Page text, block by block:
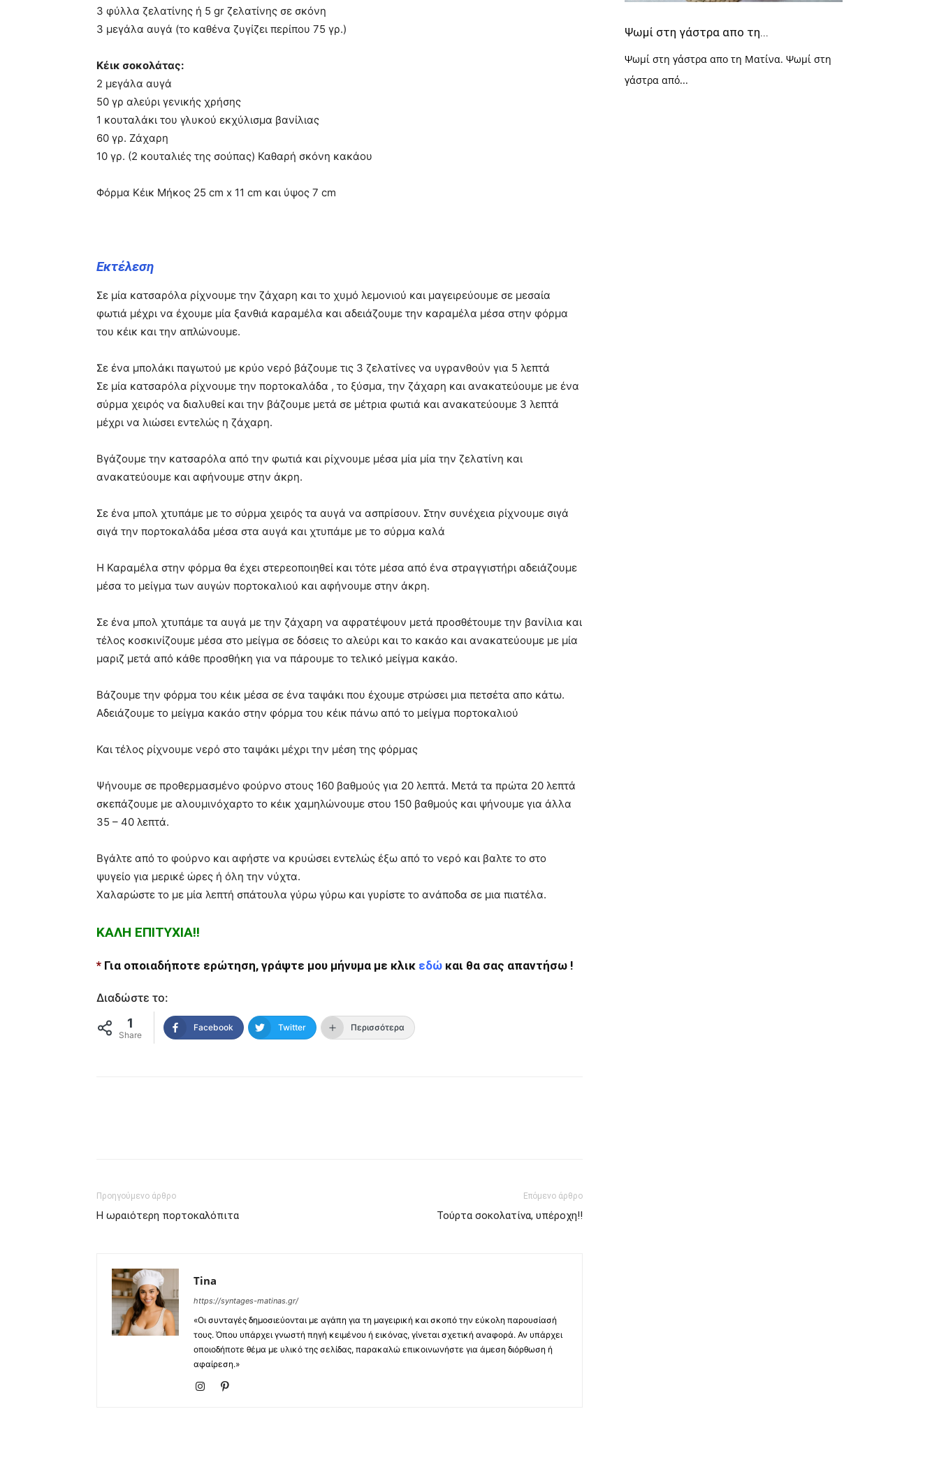
3 φύλλα ζελατίνης ή 5 gr ζελατίνης σε σκόνη
3 μεγάλα αυγά (το καθένα ζυγίζει περίπου 75 γρ.)
Κέικ σοκολάτας:
2 μεγάλα αυγά
50 γρ αλεύρι γενικής χρήσης
1 κουταλάκι του γλυκού εκχύλισμα βανίλιας
60 γρ. Ζάχαρη
10 γρ. (2 κουταλιές της σούπας) Καθαρή σκόνη κακάου
Φόρμα Κέικ Μήκος 25 cm x 11 cm και ύψος 7 cm
Εκτέλεση
Σε μία κατσαρόλα ρίχνουμε την ζάχαρη και το χυμό λεμονιού και μαγειρεύουμε σε μεσαία
φωτιά μέχρι να έχουμε μία ξανθιά καραμέλα και αδειάζουμε την καραμέλα μέσα στην φόρμα
του κέικ και την απλώνουμε.
Σε ένα μπολάκι παγωτού με κρύο νερό βάζουμε τις 3 ζελατίνες να υγρανθούν για 5 λεπτά
Σε μία κατσαρόλα ρίχνουμε την πορτοκαλάδα , το ξύσμα, την ζάχαρη και ανακατεύουμε με ένα
σύρμα χειρός να διαλυθεί και την βάζουμε μετά σε μέτρια φωτιά και ανακατεύουμε 3 λεπτά
μέχρι να λιώσει εντελώς η ζάχαρη.
Βγάζουμε την κατσαρόλα από την φωτιά και ρίχνουμε μέσα μία μία την ζελατίνη και
ανακατεύουμε και αφήνουμε στην άκρη.
Σε ένα μπολ χτυπάμε με το σύρμα χειρός τα αυγά να ασπρίσουν. Στην συνέχεια ρίχνουμε σιγά
σιγά την πορτοκαλάδα μέσα στα αυγά και χτυπάμε με το σύρμα καλά
Η Καραμέλα στην φόρμα θα έχει στερεοποιηθεί και τότε μέσα από ένα στραγγιστήρι αδειάζουμε
μέσα το μείγμα των αυγών πορτοκαλιού και αφήνουμε στην άκρη.
Σε ένα μπολ χτυπάμε τα αυγά με την ζάχαρη να αφρατέψουν μετά προσθέτουμε την βανίλια και
τέλος κοσκινίζουμε μέσα στο μείγμα σε δόσεις το αλεύρι και το κακάο και ανακατεύουμε με μία
μαριζ μετά από κάθε προσθήκη για να πάρουμε το τελικό μείγμα κακάο.
Βάζουμε την φόρμα του κέικ μέσα σε ένα ταψάκι που έχουμε στρώσει μια πετσέτα απο κάτω.
Αδειάζουμε το μείγμα κακάο στην φόρμα του κέικ πάνω από το μείγμα πορτοκαλιού
Και τέλος ρίχνουμε νερό στο ταψάκι μέχρι την μέση της φόρμας
Ψήνουμε σε προθερμασμένο φούρνο στους 160 βαθμούς για 20 λεπτά. Μετά τα πρώτα 20 λεπτά
σκεπάζουμε με αλουμινόχαρτο το κέικ χαμηλώνουμε στου 150 βαθμούς και ψήνουμε για άλλα
35 – 40 λεπτά.
Βγάλτε από το φούρνο και αφήστε να κρυώσει εντελώς έξω από το νερό και βαλτε το στο
ψυγείο για μερικέ ώρες ή όλη την νύχτα.
Χαλαρώστε το με μία λεπτή σπάτουλα γύρω γύρω και γυρίστε το ανάποδα σε μια πιατέλα.
ΚΑΛΗ ΕΠΙΤΥΧΙΑ!!
* Για οποιαδήποτε ερώτηση, γράψτε μου μήνυμα με κλικ εδώ και θα σας απαντήσω !
Διαδώστε το:
1
Share
Facebook Twitter Περισσότερα
Προηγούμενο άρθρο
Η ωραιότερη πορτοκαλόπιτα
Επόμενο άρθρο
Τούρτα σοκολατίνα, υπέροχη!!
Tina
https://syntages-matinas.gr/
«Οι συνταγές δημοσιεύονται με αγάπη για τη μαγειρική και σκοπό την εύκολη παρουσίασή
τους. Όπου υπάρχει γνωστή πηγή κειμένου ή εικόνας, γίνεται σχετική αναφορά. Αν υπάρχει
οποιοδήποτε θέμα με υλικό της σελίδας, παρακαλώ επικοινωνήστε για άμεση διόρθωση ή
αφαίρεση.»
Ψωμί στη γάστρα απο τη...
Ψωμί στη γάστρα απο τη Ματίνα. Ψωμί στη
γάστρα από...